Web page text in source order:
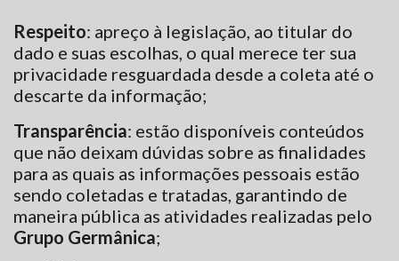
Respeito: apreço à legislação, ao titular do
dado e suas escolhas, o qual merece ter sua
privacidade resguardada desde a coleta até o
descarte da informação;
Transparência: estão disponíveis conteúdos
que não deixam dúvidas sobre as finalidades
para as quais as informações pessoais estão
sendo coletadas e tratadas, garantindo de
maneira pública as atividades realizadas pelo
Grupo Germânica;